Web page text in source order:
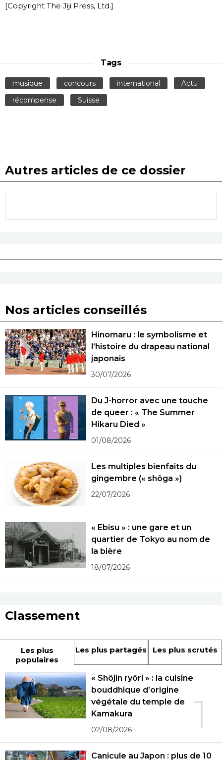
[Copyright The Jiji Press, Ltd.]
Tags
musique concours international
Actu
récompense
Suisse
Autres articles de ce dossier
Nos articles conseillés
Hinomaru : le symbolisme et
l’histoire du drapeau national
japonais
30/07/2026
Du J-horror avec une touche
de queer : « The Summer
Hikaru Died »
01/08/2026
Les multiples bienfaits du
gingembre (« shôga »)
22/07/2026
« Ebisu » : une gare et un
quartier de Tokyo au nom de
la bière
18/07/2026
Classement
Les plus
populaires
Les plus partagés Les plus scrutés
1
« Shôjin ryôri » : la cuisine
bouddhique d’origine
végétale du temple de
Kamakura
02/08/2026
Canicule au Japon : plus de 10